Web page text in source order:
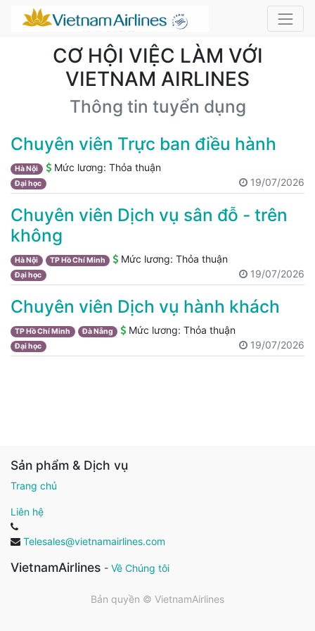
CƠ HỘI VIỆC LÀM VỚI
VIETNAM AIRLINES
Thông tin tuyển dụng
Chuyên viên Trực ban điều hành
Hà Nội Mức lương: Thỏa thuận
Đại học 19/07/2026
Chuyên viên Dịch vụ sân đỗ - trên
không
Hà Nội TP Hồ Chí Minh Mức lương:Thỏa thuận
Đại học 19/07/2026
Chuyên viên Dịch vụ hành khách
TP Hồ Chí Minh Đà Nẵng Mức lương:Thỏa thuận
Đại học 19/07/2026
Sản phẩm & Dịch vụ
Trang chủ
Liên hệ
Telesales@vietnamairlines.com
VietnamAirlines - Về Chúng tôi
Bản quyền © VietnamAirlines